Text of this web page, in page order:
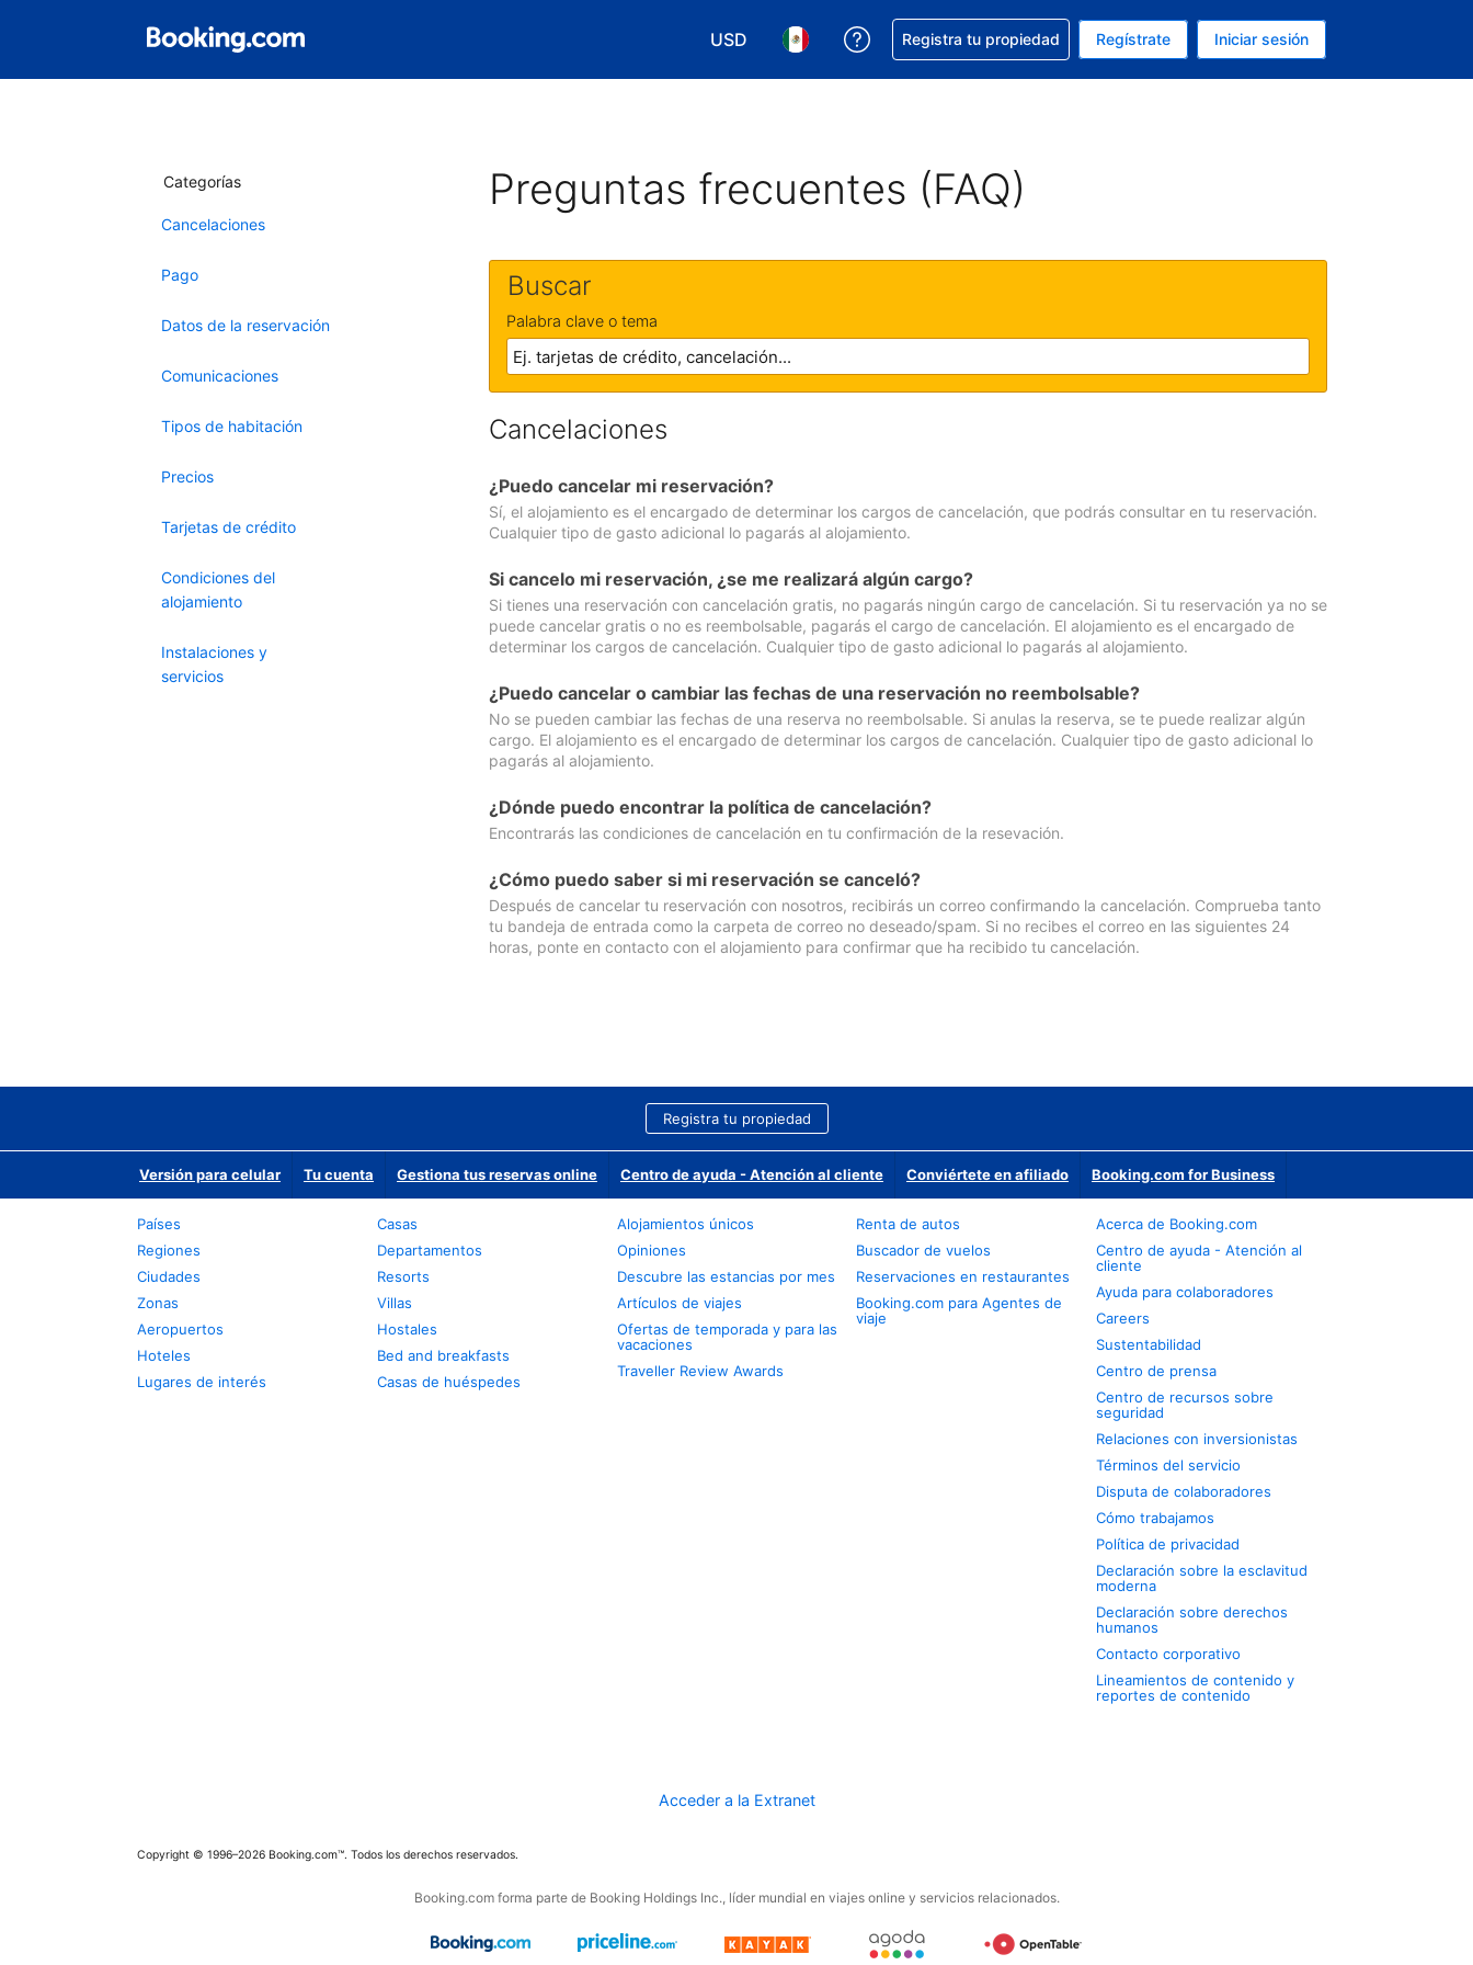
USD
Elegir tu moneda. Tu moneda actual es Dólar de EEUU
Elegir el idioma que prefieres. Tu idioma actual es Español (México)
Obtener ayuda con la reservación
Registra tu propiedad Regístrate Iniciar sesión
Categorías
Cancelaciones
Pago
Datos de la reservación
Comunicaciones
Tipos de habitación
Precios
Tarjetas de crédito
Condiciones del
alojamiento
Instalaciones y
servicios
Preguntas frecuentes (FAQ)
Buscar
Palabra clave o tema
Cancelaciones
¿Puedo cancelar mi reservación?
Sí, el alojamiento es el encargado de determinar los cargos de cancelación, que podrás consultar en tu reservación.
Cualquier tipo de gasto adicional lo pagarás al alojamiento.
Si cancelo mi reservación, ¿se me realizará algún cargo?
Si tienes una reservación con cancelación gratis, no pagarás ningún cargo de cancelación. Si tu reservación ya no se
puede cancelar gratis o no es reembolsable, pagarás el cargo de cancelación. El alojamiento es el encargado de
determinar los cargos de cancelación. Cualquier tipo de gasto adicional lo pagarás al alojamiento.
¿Puedo cancelar o cambiar las fechas de una reservación no reembolsable?
No se pueden cambiar las fechas de una reserva no reembolsable. Si anulas la reserva, se te puede realizar algún
cargo. El alojamiento es el encargado de determinar los cargos de cancelación. Cualquier tipo de gasto adicional lo
pagarás al alojamiento.
¿Dónde puedo encontrar la política de cancelación?
Encontrarás las condiciones de cancelación en tu confirmación de la resevación.
¿Cómo puedo saber si mi reservación se canceló?
Después de cancelar tu reservación con nosotros, recibirás un correo confirmando la cancelación. Comprueba tanto
tu bandeja de entrada como la carpeta de correo no deseado/spam. Si no recibes el correo en las siguientes 24
horas, ponte en contacto con el alojamiento para confirmar que ha recibido tu cancelación.
Registra tu propiedad
Versión para celular Tu cuenta Gestiona tus reservas online Centro de ayuda - Atención al cliente Conviértete en afiliado Booking.com for Business
Países
Regiones
Ciudades
Zonas
Aeropuertos
Hoteles
Lugares de interés
Casas
Departamentos
Resorts
Villas
Hostales
Bed and breakfasts
Casas de huéspedes
Alojamientos únicos
Opiniones
Descubre las estancias por mes
Artículos de viajes
Ofertas de temporada y para las
vacaciones
Traveller Review Awards
Renta de autos
Buscador de vuelos
Reservaciones en restaurantes
Booking.com para Agentes de
viaje
Acerca de Booking.com
Centro de ayuda - Atención al
cliente
Ayuda para colaboradores
Careers
Sustentabilidad
Centro de prensa
Centro de recursos sobre
seguridad
Relaciones con inversionistas
Términos del servicio
Disputa de colaboradores
Cómo trabajamos
Política de privacidad
Declaración sobre la esclavitud
moderna
Declaración sobre derechos
humanos
Contacto corporativo
Lineamientos de contenido y
reportes de contenido
Acceder a la Extranet
Copyright © 1996–2026 Booking.com™. Todos los derechos reservados.
Booking.com forma parte de Booking Holdings Inc., líder mundial en viajes online y servicios relacionados.